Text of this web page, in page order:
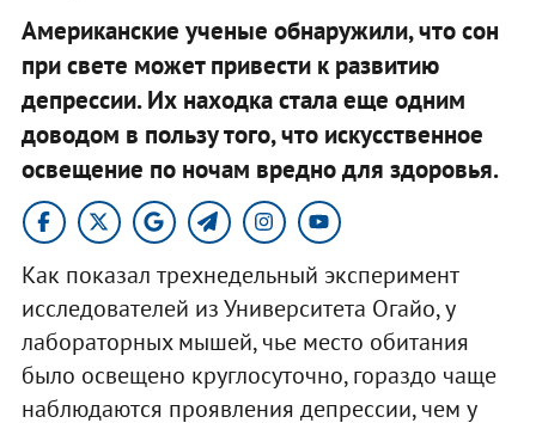
Американские ученые обнаружили, что сон
при свете может привести к развитию
депрессии. Их находка стала еще одним
доводом в пользу того, что искусственное
освещение по ночам вредно для здоровья.
Как показал трехнедельный эксперимент
исследователей из Университета Огайо, у
лабораторных мышей, чье место обитания
было освещено круглосуточно, гораздо чаще
наблюдаются проявления депрессии, чем у